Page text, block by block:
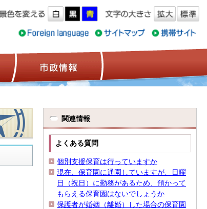
観光情報
関連情報
よくある質問
個別支援保育は行っていますか
現在、保育園に通園していますが、日曜
日（祝日）に勤務があるため、預かって
もらえる保育園はないでしょうか
保護者が婚姻（離婚）した場合の保育園